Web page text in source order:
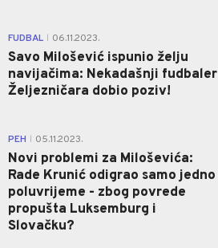
FUDBAL 06.11.2023.
Savo Milošević ispunio želju
navijačima: Nekadašnji fudbaler
Željezničara dobio poziv!
PEH 05.11.2023.
Novi problemi za Miloševića:
Rade Krunić odigrao samo jedno
poluvrijeme - zbog povrede
propušta Luksemburg i
Slovačku?